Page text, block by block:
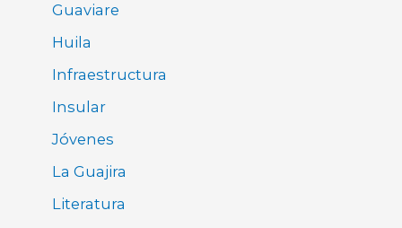
Guaviare
Huila
Infraestructura
Insular
Jóvenes
La Guajira
Literatura